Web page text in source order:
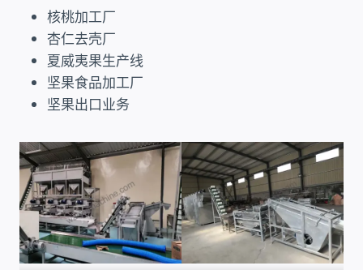
核桃加工厂
杏仁去壳厂
夏威夷果生产线
坚果食品加工厂
坚果出口业务